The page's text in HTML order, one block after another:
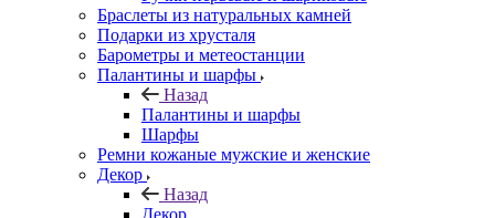
Браслеты из натуральных камней
Подарки из хрусталя
Барометры и метеостанции
Палантины и шарфы
Назад
Палантины и шарфы
Шарфы
Ремни кожаные мужские и женские
Декор
Назад
Декор